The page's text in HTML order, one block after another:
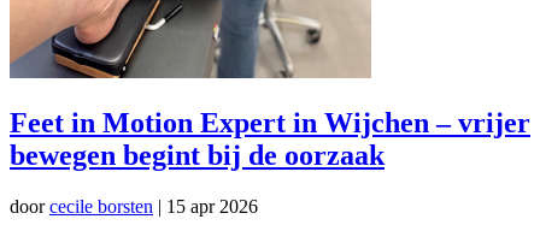
Feet in Motion Expert in Wijchen – vrijer
bewegen begint bij de oorzaak
doorcecile borsten | 15 apr 2026